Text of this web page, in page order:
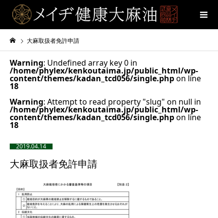
大麻取扱者免許申請
Warning: Undefined array key 0 in
/home/phylex/kenkoutaima.jp/public_html/wp-
content/themes/kadan_tcd056/single.phpon line
18
Warning: Attempt to read property "slug" on null in
/home/phylex/kenkoutaima.jp/public_html/wp-
content/themes/kadan_tcd056/single.phpon line
18
2019.04.14
大麻取扱者免許申請